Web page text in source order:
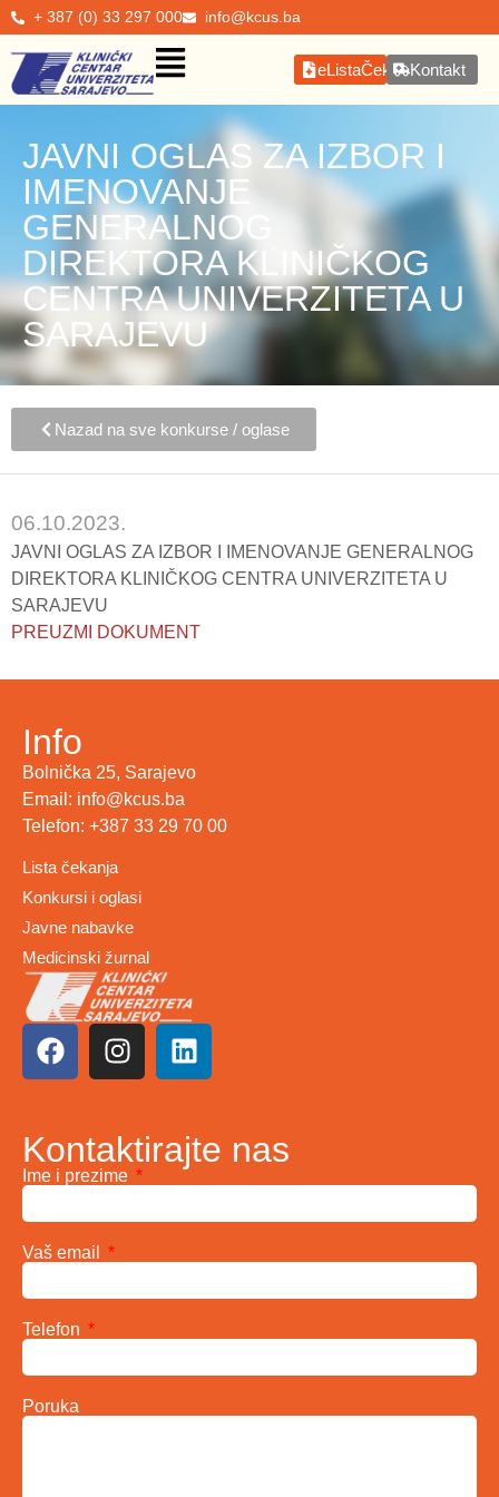
+ 387 (0) 33 297 000 info@kcus.ba
eListaČekanjaKontakt
JAVNI OGLAS ZA IZBOR I
IMENOVANJE
GENERALNOG
DIREKTORA KLINIČKOG
CENTRA UNIVERZITETA U
SARAJEVU
Nazad na sve konkurse / oglase
06.10.2023.
JAVNI OGLAS ZA IZBOR I IMENOVANJE GENERALNOG
DIREKTORA KLINIČKOG CENTRA UNIVERZITETA U
SARAJEVU
PREUZMI DOKUMENT
Info
Bolnička 25, Sarajevo
Email: info@kcus.ba
Telefon: +387 33 29 70 00
Lista čekanja
Konkursi i oglasi
Javne nabavke
Medicinski žurnal
Kontaktirajte nas
Ime i prezime
Vaš email
Telefon
Poruka